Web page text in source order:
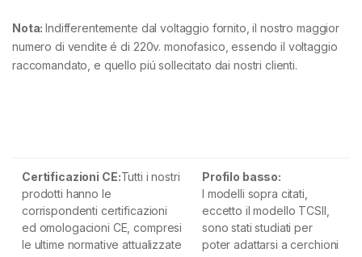
Nota: Indifferentemente dal voltaggio fornito, il nostro maggior
numero di vendite é di 220v. monofasico, essendo il voltaggio
raccomandato, e quello piú sollecitato dai nostri clienti.
Certificazioni CE:Tutti i nostri
prodotti hanno le
corrispondenti certificazioni
ed omologacioni CE, compresi
le ultime normative attualizzate
Profilo basso:
I modelli sopra citati,
eccetto il modello TCSII,
sono stati studiati per
poter adattarsi a cerchioni